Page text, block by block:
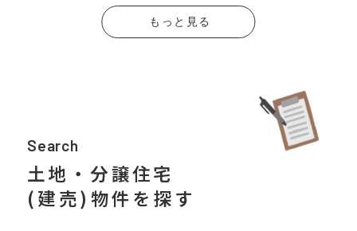
Search
土地・分譲住宅
(建売)物件を探す